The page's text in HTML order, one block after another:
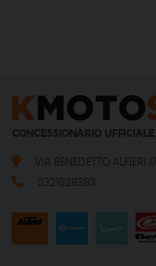
VIA BENEDETTO ALFIERI
0321628383